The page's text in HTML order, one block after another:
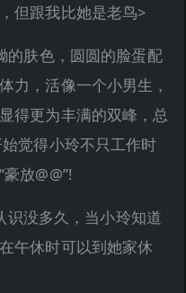
但跟我比她是老鸟>
的肤色，圆圆的脸蛋配
力，活像一个小男生，
得更为丰满的双峰，总
觉得小玲不只工作时
放@@”!
识没多久，当小玲知道
午休时可以到她家休